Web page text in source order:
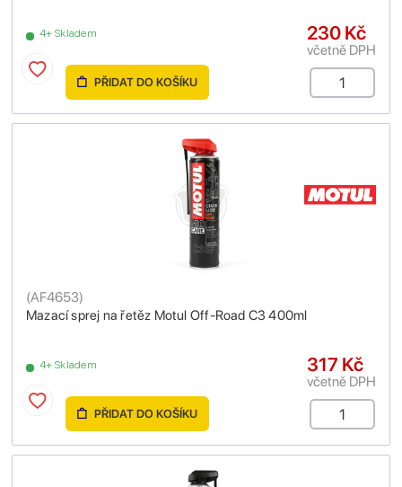
4+ Skladem 230 Kč
včetně DPH
PŘIDAT DO KOŠÍKU
Mazací sprej na řetěz Motul Off-Road C3 400ml
(AF4653)
4+ Skladem 317 Kč
včetně DPH
PŘIDAT DO KOŠÍKU